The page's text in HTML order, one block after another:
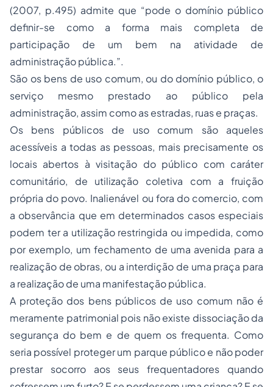
(2007, p.495) admite que “pode o domínio público
definir-se como a forma mais completa de
participação de um bem na atividade de
administração pública.”.
São os bens de uso comum, ou do domínio público, o
serviço mesmo prestado ao público pela
administração, assim como as estradas, ruas e praças.
Os bens públicos de uso comum são aqueles
acessíveis a todas as pessoas, mais precisamente os
locais abertos à visitação do público com caráter
comunitário, de utilização coletiva com a fruição
própria do povo. Inalienável ou fora do comercio, com
a observância que em determinados casos especiais
podem ter a utilização restringida ou impedida, como
por exemplo, um fechamento de uma avenida para a
realização de obras, ou a interdição de uma praça para
a realização de uma manifestação pública.
A proteção dos bens públicos de uso comum não é
meramente patrimonial pois não existe dissociação da
segurança do bem e de quem os frequenta. Como
seria possível proteger um parque público e não poder
prestar socorro aos seus frequentadores quando